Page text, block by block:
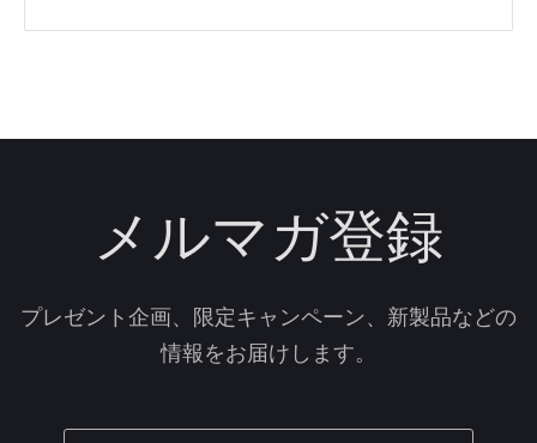
メルマガ登録
プレゼント企画、限定キャンペーン、新製品などの
情報をお届けします。